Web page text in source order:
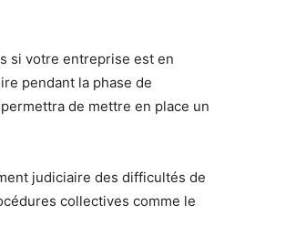
si votre entreprise est en
pendant la phase de
de mettre en place un
judiciaire des difficultés de
collectives comme le